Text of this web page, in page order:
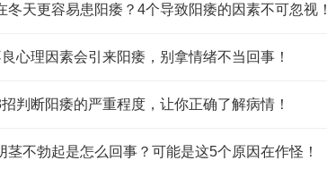
冬天更容易患阳痿？4个导致阳痿的因素不可忽视！
心理因素会引来阳痿，别拿情绪不当回事！
判断阳痿的严重程度，让你正确了解病情！
茎不勃起是怎么回事？可能是这5个原因在作怪！